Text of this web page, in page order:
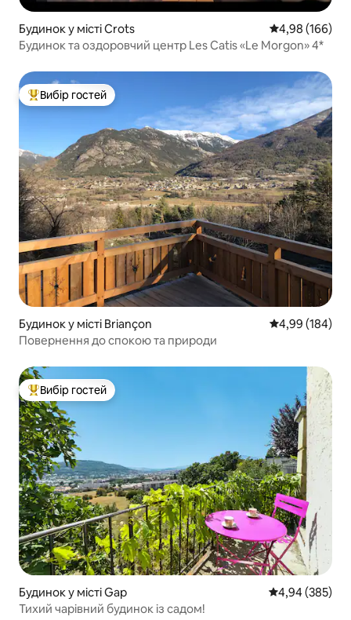
Будинок у місті Crots Середня
4,98 (166)
Будинок та оздоровчий центр Les Catis «Le Morgon» 4*
Топ вибір гостей
Вибір гостей
Будинок у місті Briançon Середня
4,99 (184)
Повернення до спокою та природи
Топ вибір гостей
Вибір гостей
Будинок у місті Gap Середня
4,94 (385)
Тихий чарівний будинок із садом!